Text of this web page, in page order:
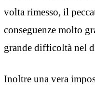
volta rimesso, il
conseguenze molto
grande difficoltà nel
Inoltre una vera